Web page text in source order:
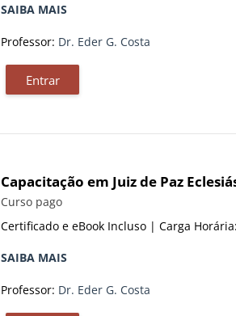
SAIBA MAIS
Professor: Dr. Eder G. Costa
Entrar
Capacitação em Juiz de Paz
Categoria do curso
Curso pago
Certificado e eBook Incluso | Carga
SAIBA MAIS
Professor: Dr. Eder G. Costa